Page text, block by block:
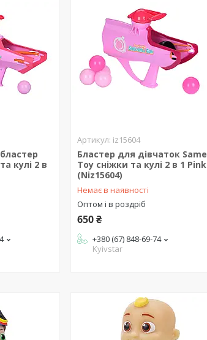
кулі 2 в
iz15604
Бластер для дівчаток Same
Toy сніжки та кулі 2 в 1 Pink
(Niz15604)
Немає в наявності
Оптом і в роздріб
650 ₴
+380 (67) 848-69-74
Kyivstar